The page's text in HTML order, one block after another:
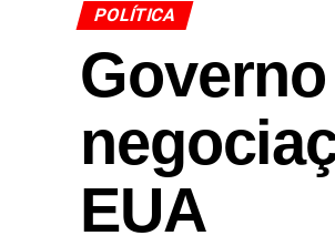
POLÍTICA
EUA